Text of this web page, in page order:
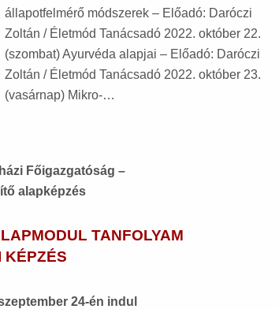
állapotfelmérő módszerek – Előadó: Daróczi
Zoltán / Életmód Tanácsadó 2022. október 22.
(szombat) Ayurvéda alapjai – Előadó: Daróczi
Zoltán / Életmód Tanácsadó 2022. október 23.
(vasárnap) Mikro-…
Főigazgatóság –
alapképzés
TANFOLYAM
KÉPZÉS
24-én indul